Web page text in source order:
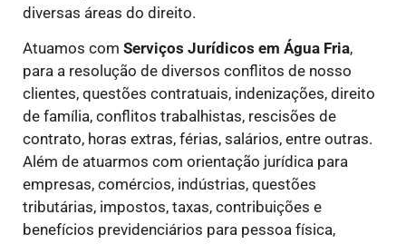
diversas áreas do direito.
Atuamos com Serviços Jurídicos em Água Fria,
para a resolução de diversos conflitos de nosso
clientes, questões contratuais, indenizações, direito
de família, conflitos trabalhistas, rescisões de
contrato, horas extras, férias, salários, entre outras.
Além de atuarmos com orientação jurídica para
empresas, comércios, indústrias, questões
tributárias, impostos, taxas, contribuições e
benefícios previdenciários para pessoa física,